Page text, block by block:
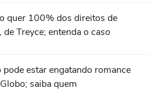
quer 100% dos direitos de
Treyce; entenda o caso
pode estar engatando romance
saiba quem